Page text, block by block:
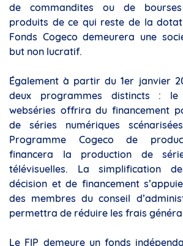
de commandites ou de
produits de ce qui reste de la
Fonds Cogeco demeurera une
but non lucratif.
Également à partir du 1er janvier
deux programmes distincts : le
webséries offrira du financement
de séries numériques
Programme Cogeco de
financera la production de
télévisuelles. La simplification
décision et de financement
des membres du conseil
permettra de réduire les frais
Le FIP demeure un fonds